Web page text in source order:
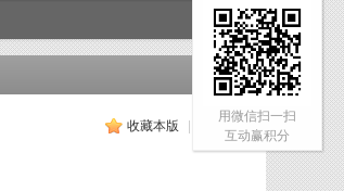
收藏本版 订阅
用微信扫一扫
互动赢积分